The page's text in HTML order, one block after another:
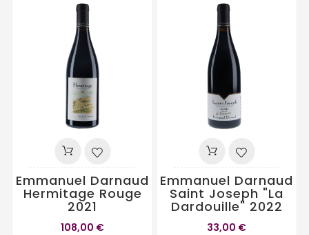
Emmanuel Darnaud
Hermitage Rouge
2021
108,00 €
Emmanuel Darnaud
Saint Joseph "La
Dardouille" 2022
33,00 €